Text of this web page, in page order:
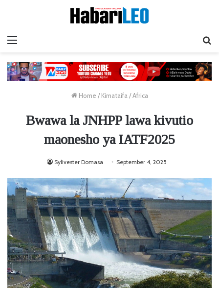
Home / Kimataifa / Africa
Bwawa la JNHPP lawa kivutio
maonesho ya IATF2025
Sylivester Domasa September 4, 2025